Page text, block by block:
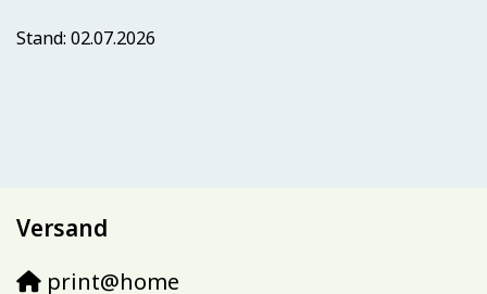
Stand: 02.07.2026
Versand
print@home